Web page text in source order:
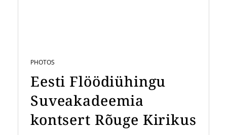
PHOTOS
Eesti Flöödiühingu
Suveakadeemia
kontsert Rõuge Kirikus